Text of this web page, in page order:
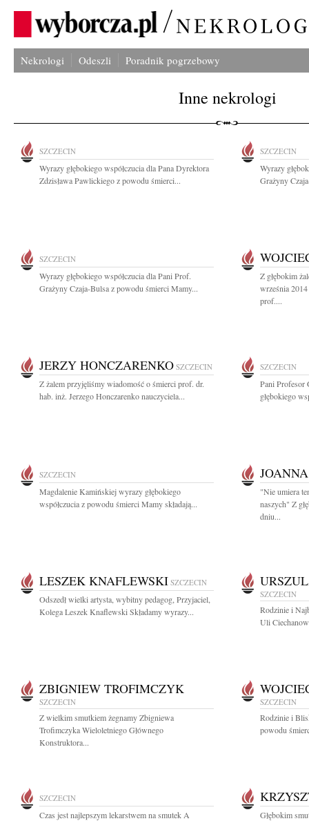
Nekrologi Odeszli Poradnik pogrzebowy
Inne nekrologi
SZCZECIN
Wyrazy głębokiego współczucia dla Pana Dyrektora
Zdzisława Pawlickiego z powodu śmierci...
SZCZECIN
Wyrazy
Grażyny
SZCZECIN
Wyrazy głębokiego współczucia dla Pani Prof.
Grażyny Czaja-Bulsa z powodu śmierci Mamy...
Z głębokim
września
prof....
JERZY HONCZARENKO SZCZECIN
Z żalem przyjęliśmy wiadomość o śmierci prof. dr.
hab. inż. Jerzego Honczarenko nauczyciela...
SZCZECIN
Pani Profesor
głębokiego
SZCZECIN
Magdalenie Kamińskiej wyrazy głębokiego
współczucia z powodu śmierci Mamy składają...
"Nie umiera
naszych" Z
dniu...
LESZEK KNAFLEWSKI SZCZECIN
Odszedł wielki artysta, wybitny pedagog, Przyjaciel,
Kolega Leszek Knaflewski Składamy wyrazy...
SZCZECIN
Rodzinie i
Uli
ZBIGNIEW TROFIMCZYK
SZCZECIN
Z wielkim smutkiem żegnamy Zbigniewa
Trofimczyka Wieloletniego Głównego
Konstruktora...
SZCZECIN
Rodzinie i
powodu
SZCZECIN
Czas jest najlepszym lekarstwem na smutek A
Głębokim